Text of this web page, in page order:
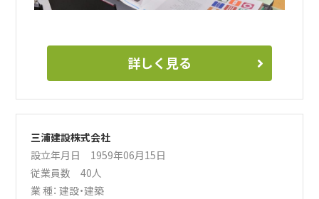
詳しく見る
三浦建設株式会社
設立年月日 1959年06月15日
従業員数 40人
業 種：建設・建築